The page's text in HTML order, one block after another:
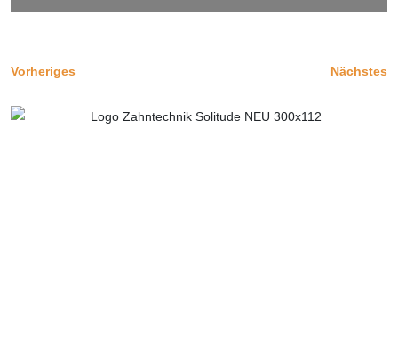
Vorheriges Nächstes